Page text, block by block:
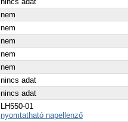
nem
nem
nem
nem
nem
nincs adat
nincs adat
LH550-01
nyomtatható napellenző